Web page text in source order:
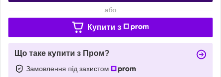
або
Купити з
Що таке купити з Пром?
Замовлення під захистом